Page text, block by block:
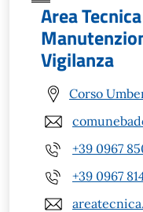
Area
Vigilanza
Corso
+39 0967
+39 0967